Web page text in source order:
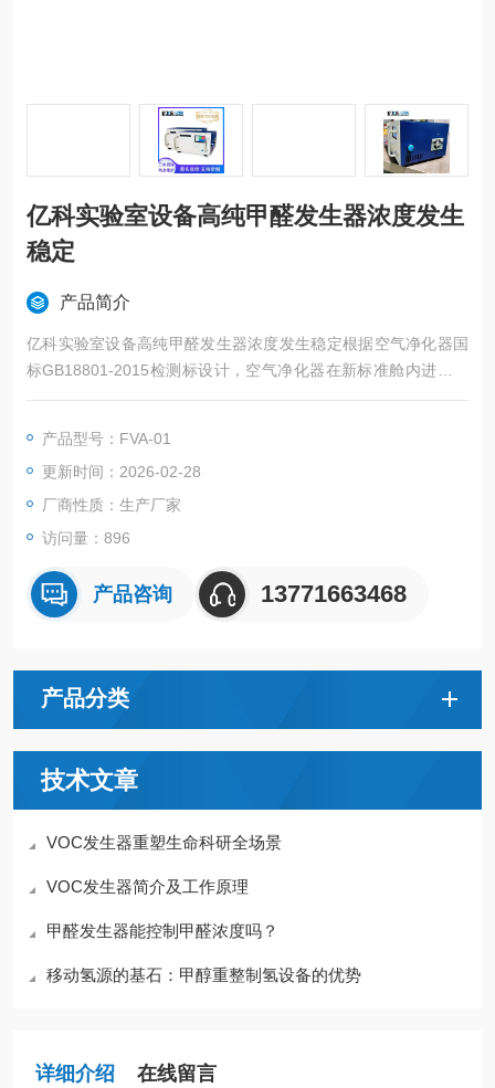
亿科实验室设备高纯甲醛发生器浓度发生
稳定
产品简介
亿科实验室设备高纯甲醛发生器浓度发生稳定根据空气净化器国
标GB18801-2015检测标设计，空气净化器在新标准舱内进行气
体污染CADR值和ccm值测试时，需要甲醛发生器在舱内发生一
产品型号：FVA-01
更新时间：2026-02-28
厂商性质：生产厂家
访问量：896
产品咨询 13771663468
产品分类
技术文章
VOC发生器重塑生命科研全场景
VOC发生器简介及工作原理
甲醛发生器能控制甲醛浓度吗？
移动氢源的基石：甲醇重整制氢设备的优势
详细介绍 在线留言